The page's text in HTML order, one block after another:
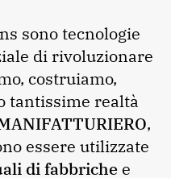
sono tecnologie
di rivoluzionare
costruiamo,
tantissime realtà
,
essere utilizzate
di fabbriche e